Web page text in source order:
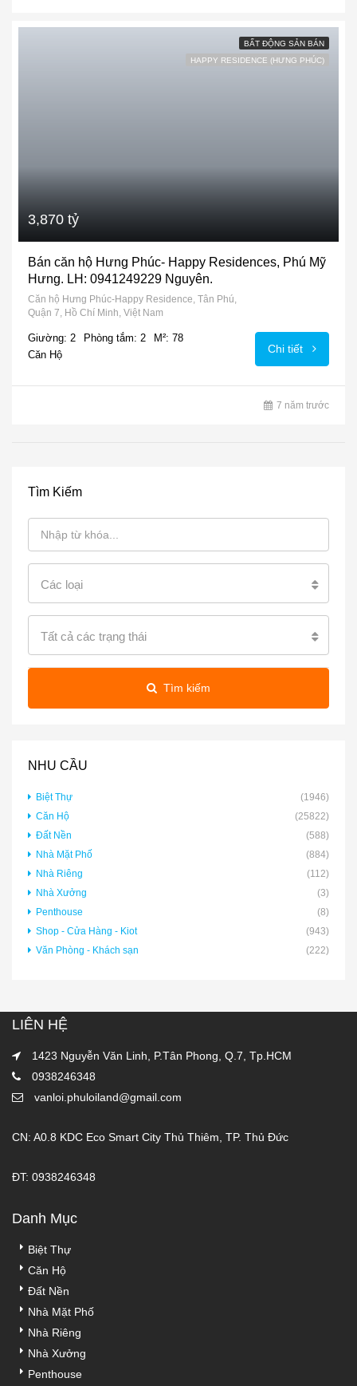
BẤT ĐỘNG SẢN BÁN
HAPPY RESIDENCE (HƯNG PHÚC)
3,870 tỷ
Bán căn hộ Hưng Phúc- Happy Residences, Phú Mỹ
Hưng. LH: 0941249229 Nguyên.
Căn hộ Hưng Phúc-Happy Residence, Tân Phú,
Quận 7, Hồ Chí Minh, Việt Nam
Giường: 2 Phòng tắm: 2
M²: 78
Căn Hộ
Chi tiết
7 năm trước
Tìm Kiếm
Các loại
Tất cả các trạng thái
Tìm kiếm
NHU CẦU
Biệt Thự
(1946)
Căn Hộ
(25822)
Đất Nền
(588)
Nhà Mặt Phố
(884)
Nhà Riêng
(112)
Nhà Xưởng
(3)
Penthouse
(8)
Shop - Cửa Hàng - Kiot
(943)
Văn Phòng - Khách sạn
(222)
LIÊN HỆ
1423 Nguyễn Văn Linh, P.Tân Phong, Q.7, Tp.HCM
0938246348
vanloi.phuloiland@gmail.com
CN: A0.8 KDC Eco Smart City Thủ Thiêm, TP. Thủ Đức
ĐT: 0938246348
Danh Mục
Biệt Thự
Căn Hộ
Đất Nền
Nhà Mặt Phố
Nhà Riêng
Nhà Xưởng
Penthouse